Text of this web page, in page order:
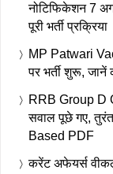
नोटिफिकेशन 7
पूरी भर्ती प्रक्रिया
MP Patwari
पर भर्ती शुरू,
RRB Group D
सवाल पूछे गए,
Based PDF
करेंट अफेयर्स